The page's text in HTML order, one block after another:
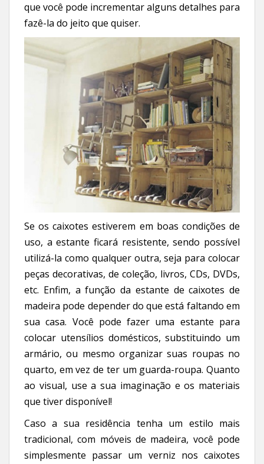
que você pode incrementar alguns detalhes para
fazê-la do jeito que quiser.
Se os caixotes estiverem em boas condições de
uso, a estante ficará resistente, sendo possível
utilizá-la como qualquer outra, seja para colocar
peças decorativas, de coleção, livros, CDs, DVDs,
etc. Enfim, a função da estante de caixotes de
madeira pode depender do que está faltando em
sua casa. Você pode fazer uma estante para
colocar utensílios domésticos, substituindo um
armário, ou mesmo organizar suas roupas no
quarto, em vez de ter um guarda-roupa. Quanto
ao visual, use a sua imaginação e os materiais
que tiver disponível!
Caso a sua residência tenha um estilo mais
tradicional, com móveis de madeira, você pode
simplesmente passar um verniz nos caixotes